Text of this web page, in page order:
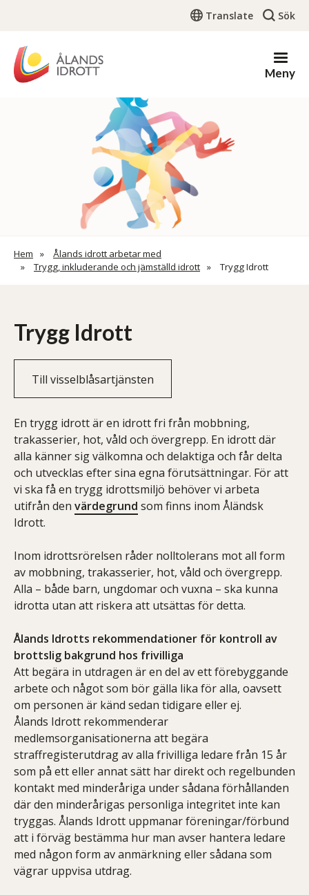
Translate Sök
Meny
Länkstig
Hem
Ålands idrott arbetar med
Trygg, inkluderande och jämställd idrott
Trygg Idrott
Trygg Idrott
Till visselblåsartjänsten
En trygg idrott är en idrott fri från mobbning,
trakasserier, hot, våld och övergrepp. En idrott där
alla känner sig välkomna och delaktiga och får delta
och utvecklas efter sina egna förutsättningar. För att
vi ska få en trygg idrottsmiljö behöver vi arbeta
utifrån den värdegrund som finns inom Åländsk
Idrott.
Inom idrottsrörelsen råder nolltolerans mot all form
av mobbning, trakasserier, hot, våld och övergrepp.
Alla – både barn, ungdomar och vuxna – ska kunna
idrotta utan att riskera att utsättas för detta.
Ålands Idrotts rekommendationer för kontroll av
brottslig bakgrund hos frivilliga
Att begära in utdragen är en del av ett förebyggande
arbete och något som bör gälla lika för alla, oavsett
om personen är känd sedan tidigare eller ej.
Ålands Idrott rekommenderar
medlemsorganisationerna att begära
straffregisterutdrag av alla frivilliga ledare från 15 år
som på ett eller annat sätt har direkt och regelbunden
kontakt med minderåriga under sådana förhållanden
där den minderårigas personliga integritet inte kan
tryggas. Ålands Idrott uppmanar föreningar/förbund
att i förväg bestämma hur man avser hantera ledare
med någon form av anmärkning eller sådana som
vägrar uppvisa utdrag.